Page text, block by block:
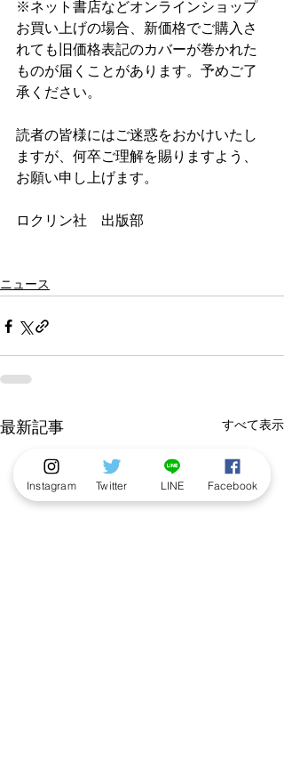
※ネット書店などオンラインショップ
お買い上げの場合、新価格でご購入さ
れても旧価格表記のカバーが巻かれた
ものが届くことがあります。予めご了
承ください。
読者の皆様にはご迷惑をおかけいたし
ますが、何卒ご理解を賜りますよう、
お願い申し上げます。
ロクリン社　出版部
ニュース
最新記事 すべて表示
Instagram Twitter LINE Facebook